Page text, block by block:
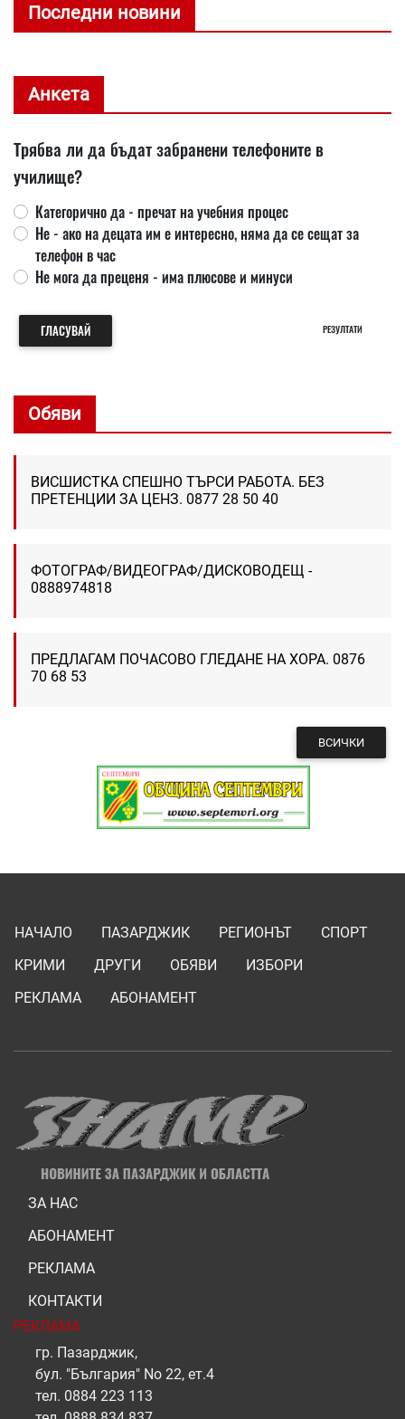
Последни новини
Анкета
Трябва ли да бъдат забранени телефоните в
училище?
Категорично да - пречат на учебния процес
Не - ако на децата им е интересно, няма да се сещат за
телефон в час
Не мога да преценя - има плюсове и минуси
ГЛАСУВАЙ РЕЗУЛТАТИ
Обяви
ВИСШИСТКА СПЕШНО ТЪРСИ РАБОТА. БЕЗ
ПРЕТЕНЦИИ ЗА ЦЕНЗ. 0877 28 50 40
ФОТОГРАФ/ВИДЕОГРАФ/ДИСКОВОДЕЩ -
0888974818
ПРЕДЛАГАМ ПОЧАСОВО ГЛЕДАНЕ НА ХОРА. 0876
70 68 53
ВСИЧКИ
НАЧАЛО ПАЗАРДЖИК РЕГИОНЪТ
СПОРТ
КРИМИ
ДРУГИ ОБЯВИ
ИЗБОРИ
РЕКЛАМА
АБОНАМЕНТ
ЗА НАС
АБОНАМЕНТ
РЕКЛАМА
КОНТАКТИ
РЕКЛАМА
гр. Пазарджик,
бул. "България" No 22, ет.4
тел. 0884 223 113